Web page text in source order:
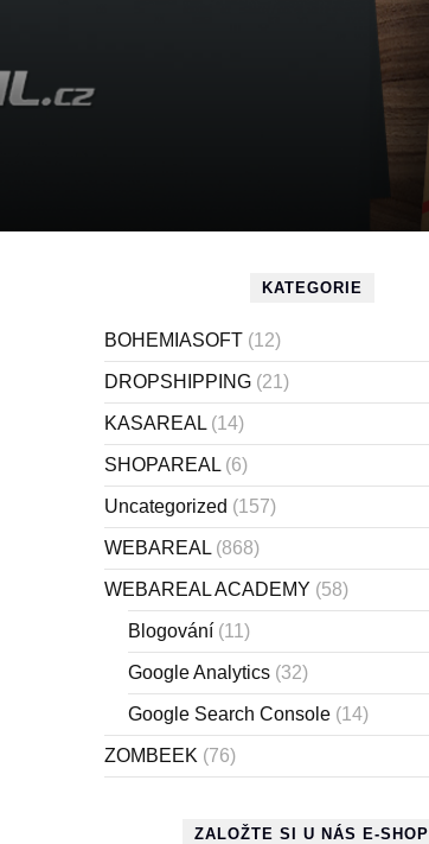
KATEGORIE
BOHEMIASOFT (12)
DROPSHIPPING (21)
KASAREAL (14)
SHOPAREAL (6)
Uncategorized (157)
WEBAREAL (868)
WEBAREAL ACADEMY (58)
Blogování (11)
Google Analytics (32)
Google Search Console (14)
ZOMBEEK (76)
ZALOŽTE SI U NÁS E-SHOP